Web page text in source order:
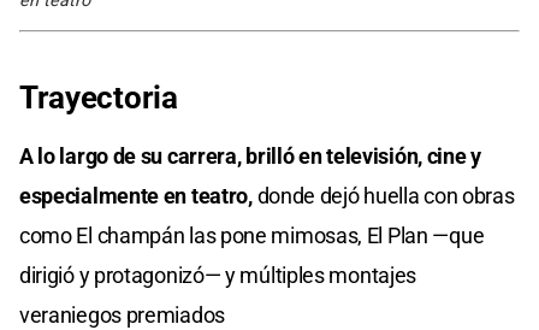
Trayectoria
A lo largo de su carrera, brilló en televisión, cine y
especialmente en teatro,donde dejó huella con obras
como El champán las pone mimosas, El Plan —que
dirigió y protagonizó— y múltiples montajes
veraniegos premiados